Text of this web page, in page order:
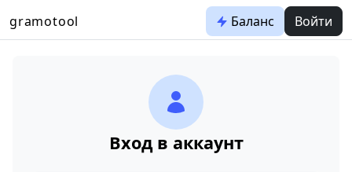
gramotool Баланс Войти
Вход в аккаунт